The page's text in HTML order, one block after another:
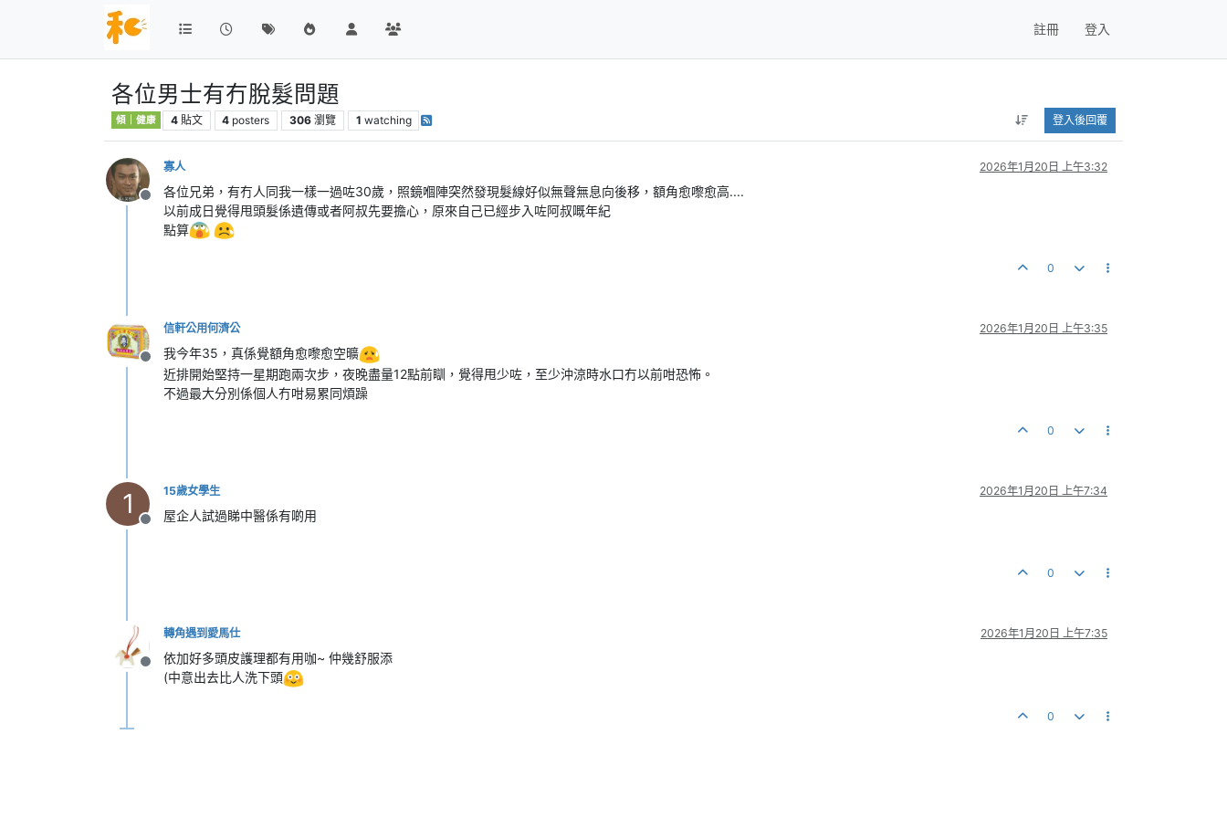
註冊 登入
各位男士有冇脫髮問題
傾｜健康 4 貼文 4 posters 306 瀏覽 1 watching 登入後回覆
離線
寡人 2026年1月20日 上午3:32
各位兄弟，有冇人同我一樣一過咗30歲，照鏡嗰陣突然發現髮線好似無聲無息向後移，額角愈嚟愈高....
以前成日覺得甩頭髮係遺傳或者阿叔先要擔心，原來自己已經步入咗阿叔嘅年紀
點算
0
離線
信軒公用何濟公 2026年1月20日 上午3:35
我今年35，真係覺額角愈嚟愈空曠
近排開始堅持一星期跑兩次步，夜晚盡量12點前瞓，覺得甩少咗，至少沖涼時水口冇以前咁恐怖。
不過最大分別係個人冇咁易累同煩躁
0
1
離線
15歲女學生 2026年1月20日 上午7:34
屋企人試過睇中醫係有啲用
0
離線
轉角遇到愛馬仕 2026年1月20日 上午7:35
依加好多頭皮護理都有用咖~ 仲幾舒服添
(中意出去比人洗下頭
0